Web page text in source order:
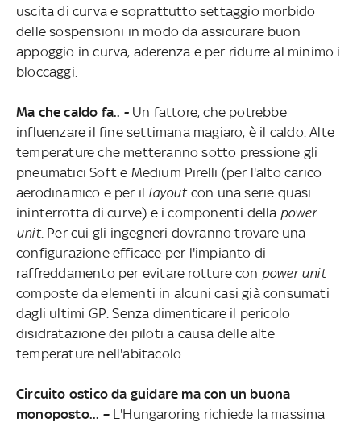
uscita di curva e soprattutto settaggio morbido
delle sospensioni in modo da assicurare buon
appoggio in curva, aderenza e per ridurre al minimo i
bloccaggi.
Ma che caldo fa.. - Un fattore, che potrebbe
influenzare il fine settimana magiaro, è il caldo. Alte
temperature che metteranno sotto pressione gli
pneumatici Soft e Medium Pirelli (per l'alto carico
aerodinamico e per il layout con una serie quasi
ininterrotta di curve) e i componenti della power
unit. Per cui gli ingegneri dovranno trovare una
configurazione efficace per l'impianto di
raffreddamento per evitare rotture con power unit
composte da elementi in alcuni casi già consumati
dagli ultimi GP. Senza dimenticare il pericolo
disidratazione dei piloti a causa delle alte
temperature nell'abitacolo.
Circuito ostico da guidare ma con un buona
monoposto... – L'Hungaroring richiede la massima